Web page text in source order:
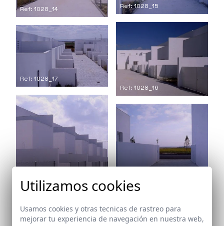
Ref: 1028_14 Ref: 1028_15
Ref: 1028_16
Ref: 1028_17
Ref: 1028_19
Utilizamos cookies
Usamos cookies y otras tecnicas de rastreo para
mejorar tu experiencia de navegación en nuestra web,